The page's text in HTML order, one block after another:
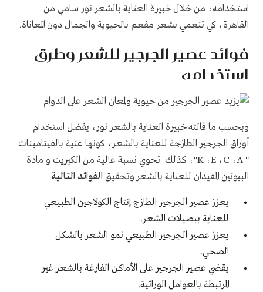
استخدامه، من خلال خبيرة العناية بالشعر نور سامي من
القاهرة، كي تنعمي بشعر مفعم بالحيوية والجمال دون المعاناة.
فوائد عصير الجرجير للشعر وطرق
استخدامه
وبحسب ما قالته خبيرة العناية بالشعر نور، يفضل استخدام
أوراق الجرجير الطازجة للعناية بالشعر، كونها غنية بالفيتامينات
،C، E، K"، كذلك تحوي نسبة عالية من الكبريت و مادة
البيوتين المفيدان للعناية بالشعر وتحقيقالفوائد التالية
يعزز عصير الجرجير الطازج إنتاج الكولاجين الطبيعي
للعناية ببصيلات الشعر.
يعزز عصير الجرجير الطبيعي نمو الشعر بالشكل
الصحي.
يقضي عصير الجرجير على الأماكن الفارغة بالشعر غير
المرتبطة بالعوامل الوراثية.